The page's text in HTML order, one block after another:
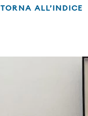
TORNA ALL’INDICE